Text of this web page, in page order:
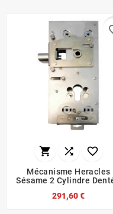
  
Mécanisme Heracles
Sésame 2 Cylindre
291,60 €